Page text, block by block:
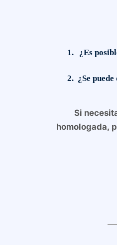
¿Es
¿Se
Si
homologada,